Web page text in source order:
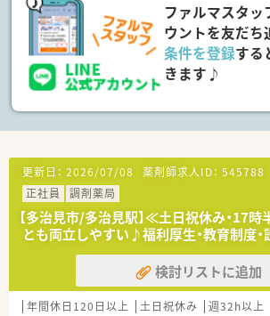
【想定される業務内容】
■処方箋に基づく調剤業務や服薬指導、監
薬品の販売にも携わっていただきます。
■薬剤師の業務割合は調剤が9割を占めて
一切ないため専門業務に集中できます。
■1人1台支給されるiPadの電子薬歴システ
■30代の平均年収は650万円となっており
どを考慮のうえ給与が決定されます。
■薬局長などの役職に就くことで、40代で
を得ることが期待できる環境です。
■さらに経験を積んで50代になれば、平
水準の年収を目指すことも可能です。
ファルマスタッ
ウントを友だち
条件を登録する
きます♪
更新日： 2026/07/08 薬剤師求人ID： 545788
正社員
調剤薬局
【多治見市/多治見駅】≪土日祝休み・17
とも両立しやすい♪福利厚生・教育制度
検討リストに追加
年間休日120日以上 土日祝休み 週32h以上